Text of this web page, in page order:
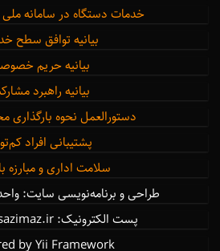
خدمات دستگاه در سامانه
بیانیه توافق سطح
بیانیه حریم
بیانیه راهبرد
دستورالعمل نحوه بارگذاری
پشتیبانی افراد
سلامت اداری و مبارزه
طراحی و برنامه‌نویسی سایت:
پست الکترونیک: office@nosazimaz.ir
by Yii Framework